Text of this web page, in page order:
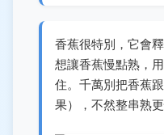
香蕉很特別，它會
想讓香蕉慢點熟，
住。千萬別把香蕉
果），不然整串熟更